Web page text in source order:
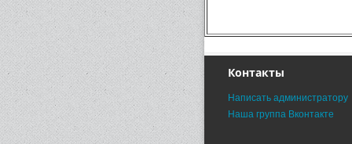
Контакты
Написать администратору
Наша группа Вконтакте